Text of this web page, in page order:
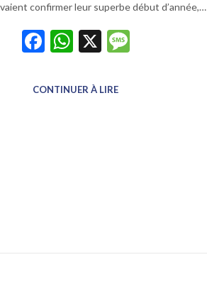
confirmer leur superbe début d’année,…
Facebook
WhatsApp
X Message
CONTINUER À LIRE